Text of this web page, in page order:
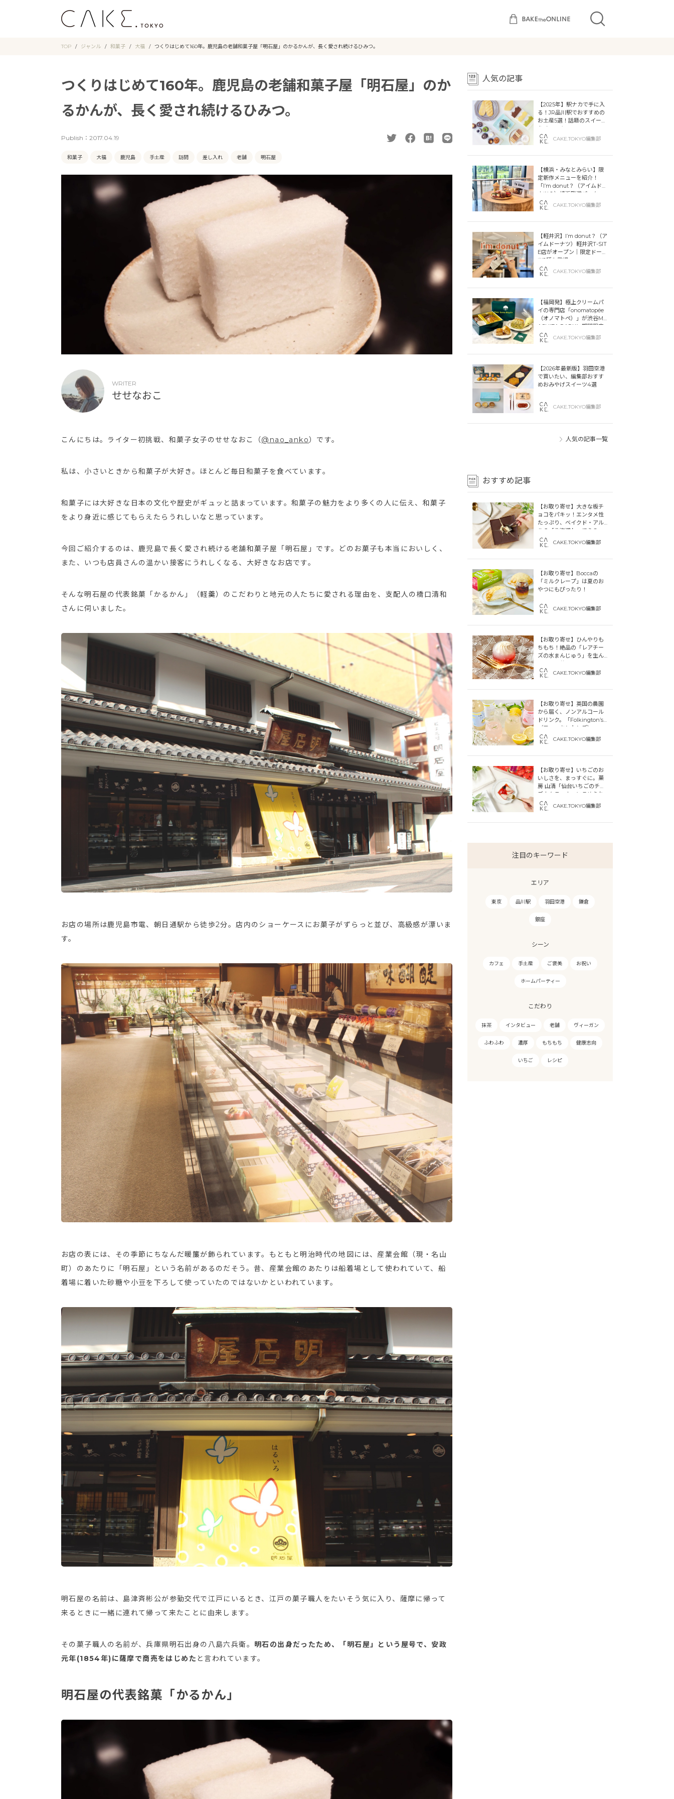
TOP ジャンル 和菓子 大福 つくりはじめて160年。鹿児島の老舗和菓子屋「明石屋」のかるかんが、長く愛され続けるひみつ。
つくりはじめて160年。鹿児島の老舗和菓子屋「明石屋」のか
るかんが、長く愛され続けるひみつ。
Publish： 2017.04.19
和菓子 大福 鹿児島 手土産 訪問 差し入れ 老舗 明石屋
WRITER
せせなおこ
こんにちは。ライター初挑戦、和菓子女子のせせなおこ（@nao_anko）です。
私は、小さいときから和菓子が大好き。ほとんど毎日和菓子を食べています。
和菓子には大好きな日本の文化や歴史がギュッと詰まっています。和菓子の魅力をより多くの人に伝え、和菓子
をより身近に感じてもらえたらうれしいなと思っています。
今回ご紹介するのは、鹿児島で長く愛され続ける老舗和菓子屋「明石屋」です。どのお菓子も本当においしく、
また、いつも店員さんの温かい接客にうれしくなる、大好きなお店です。
そんな明石屋の代表銘菓「かるかん」（軽羹）のこだわりと地元の人たちに愛される理由を、支配人の橋口清和
さんに伺いました。
お店の場所は鹿児島市電、朝日通駅から徒歩2分。店内のショーケースにお菓子がずらっと並び、高級感が漂いま
す。
お店の表には、その季節にちなんだ暖簾が飾られています。もともと明治時代の地図には、産業会館（現・名山
町）のあたりに「明石屋」という名前があるのだそう。昔、産業会館のあたりは船着場として使われていて、船
着場に着いた砂糖や小豆を下ろして使っていたのではないかといわれています。
明石屋の名前は、島津斉彬公が参勤交代で江戸にいるとき、江戸の菓子職人をたいそう気に入り、薩摩に帰って
来るときに一緒に連れて帰って来たことに由来します。
その菓子職人の名前が、兵庫県明石出身の八島六兵衛。 明石の出身だったため、「明石屋」という屋号で、安政
元年(1854年)に薩摩で商売をはじめた と言われています。
明石屋の代表銘菓「かるかん」
人気の記事
【2025年】駅ナカで手に入
る！JR品川駅でおすすめの
お土産5選！話題のスイーツ
をチェック
CAKE.TOKYO編集部
【横浜・みなとみらい】限
定新作メニューを紹介！
「I’m donut？（アイムドー
ナツ？）横浜臨港パーク」
「dacō（ダコー）横浜臨港
パーク」横浜ティンバーワ
CAKE.TOKYO編集部
【軽井沢】I’m donut？（ア
イムドーナツ）軽井沢T-SIT
E店がオープン｜限定ドーナ
ツ2種も登場
CAKE.TOKYO編集部
【福岡発】極上クリームパ
イの専門店「onomatopée
（オノマトペ）」が渋谷MIY
ASHITA PARKに期間限定
オープン！CAKE.TOKYO編集部
【2026年最新版】羽田空港
で買いたい、編集部おすす
めおみやげスイーツ4選
CAKE.TOKYO編集部
人気の記事一覧
おすすめ記事
【お取り寄せ】大きな板チ
ョコをパキッ！エンタメ性
たっぷり、ベイクド・アル
ルの「北海道わってらみ
す」
CAKE.TOKYO編集部
【お取り寄せ】Boccaの
「ミルクレープ」は夏のお
やつにもぴったり！
CAKE.TOKYO編集部
【お取り寄せ】ひんやりも
ちもち！絶品の「レアチー
ズの水まんじゅう」を生ん
だ「中津菓子かねい」のス
トーリーCAKE.TOKYO編集部
【お取り寄せ】英国の農園
から届く、ノンアルコール
ドリンク。「Folkington’s
（フォーキントンズ）」
CAKE.TOKYO編集部
【お取り寄せ】いちごのお
いしさを、まっすぐに。菓
房 山清「仙台いちごのチー
ズカタラーナ」にこめられ
た宮城への想い
CAKE.TOKYO編集部
注目のキーワード
エリア
東京 品川駅 羽田空港 鎌倉
銀座
シーン
カフェ 手土産 ご褒美 お祝い
ホームパーティー
こだわり
抹茶 インタビュー 老舗 ヴィーガン
ふわふわ 濃厚 もちもち 健康志向
いちご レシピ